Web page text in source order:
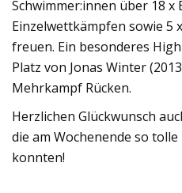
Schwimmer:innen über 18 x
Einzelwettkämpfen sowie 5
freuen. Ein besonderes
Platz von Jonas Winter
Mehrkampf Rücken.
Herzlichen Glückwunsch
die am Wochenende so
konnten!